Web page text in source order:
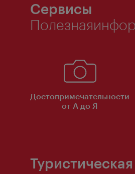
Сервисы
Достопримечательности
от А до Я